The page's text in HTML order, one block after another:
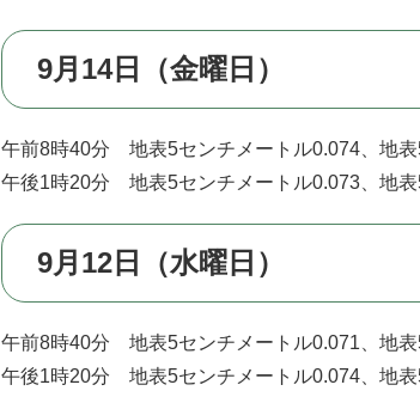
9月14日（金曜日）
午前8時40分 地表5センチメートル0.074、地
午後1時20分 地表5センチメートル0.073、地
9月12日（水曜日）
午前8時40分 地表5センチメートル0.071、地
午後1時20分 地表5センチメートル0.074、地